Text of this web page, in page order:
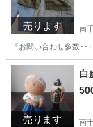
売ります 南
『お問い合わせ多数･
東京 台東区
売ります
白
南